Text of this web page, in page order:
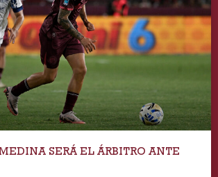
SERÁ EL ÁRBITRO ANTE